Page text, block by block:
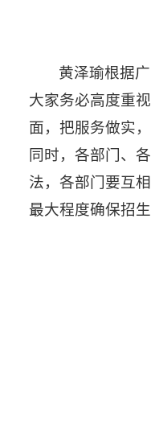
黄泽瑜根据
大家务必高度重
面，把服务做实
同时，各部门、
法，各部门要互
最大程度确保招